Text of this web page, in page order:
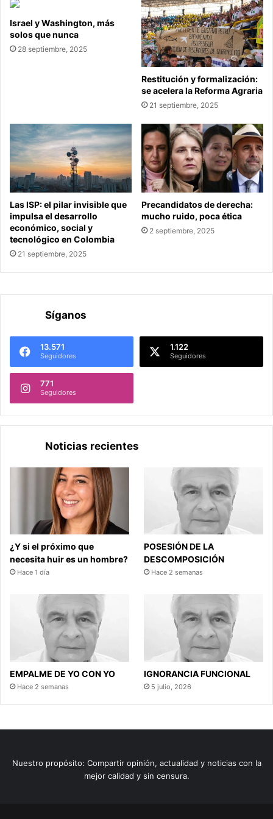
Israel y Washington, más
solos que nunca
28 septiembre, 2025
Restitución y formalización:
se acelera la Reforma Agraria
21 septiembre, 2025
Las ISP: el pilar invisible que
impulsa el desarrollo
económico, social y
tecnológico en Colombia
21 septiembre, 2025
Precandidatos de derecha:
mucho ruido, poca ética
2 septiembre, 2025
Síganos
13.571
Seguidores
1.122
Seguidores
771
Seguidores
Noticias recientes
¿Y si el próximo que
necesita huir es un hombre?
Hace 1 día
POSESIÓN DE LA
DESCOMPOSICIÓN
Hace 2 semanas
EMPALME DE YO CON YO
Hace 2 semanas
IGNORANCIA FUNCIONAL
5 julio, 2026
Nuestro propósito: Compartir opinión, actualidad y noticias con la
mejor calidad y sin censura.